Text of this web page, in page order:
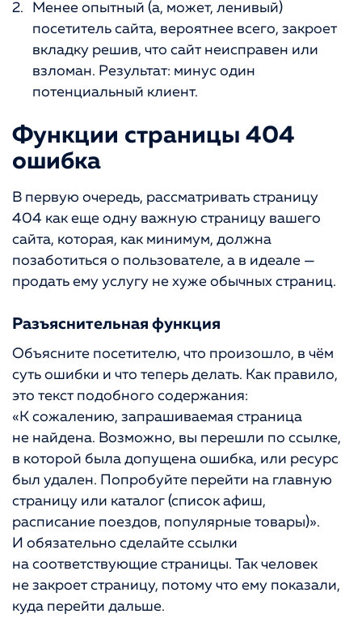
Менее опытный (а, может, ленивый)
посетитель сайта, вероятнее всего, закроет
вкладку решив, что сайт неисправен или
взломан. Результат: минус один
потенциальный клиент.
Функции страницы 404
ошибка
В первую очередь, рассматривать страницу
404 как еще одну важную страницу вашего
сайта, которая, как минимум, должна
позаботиться о пользователе, а в идеале —
продать ему услугу не хуже обычных страниц.
Разъяснительная функция
Объясните посетителю, что произошло, в чём
суть ошибки и что теперь делать. Как правило,
это текст подобного содержания:
«К сожалению, запрашиваемая страница
не найдена. Возможно, вы перешли по ссылке,
в которой была допущена ошибка, или ресурс
был удален. Попробуйте перейти на главную
страницу или каталог (список афиш,
расписание поездов, популярные товары)».
И обязательно сделайте ссылки
на соответствующие страницы. Так человек
не закроет страницу, потому что ему показали,
куда перейти дальше.